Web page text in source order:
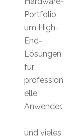
Portfolio
um High-
End-
Lösungen
für
profession
elle
Anwender.
und vieles